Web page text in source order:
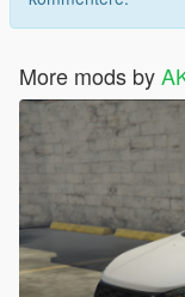
More mods by